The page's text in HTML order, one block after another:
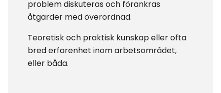
problem diskuteras och förankras
åtgärder med överordnad.
Teoretisk och praktisk kunskap eller ofta
bred erfarenhet inom arbetsområdet,
eller båda.